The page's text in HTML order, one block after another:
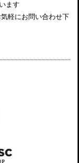
ます
軽にお問い合わせ下